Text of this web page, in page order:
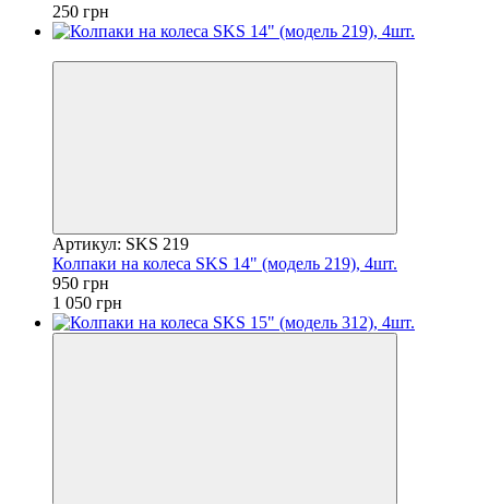
250 грн
Артикул: SKS 219
Колпаки на колеса SKS 14" (модель 219), 4шт.
950 грн
1 050 грн